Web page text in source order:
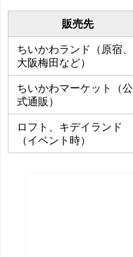
販売先
ちいかわランド（原宿、
大阪梅田など）
ちいかわマーケット（公
式通販）
ロフト、キデイランド
（イベント時）